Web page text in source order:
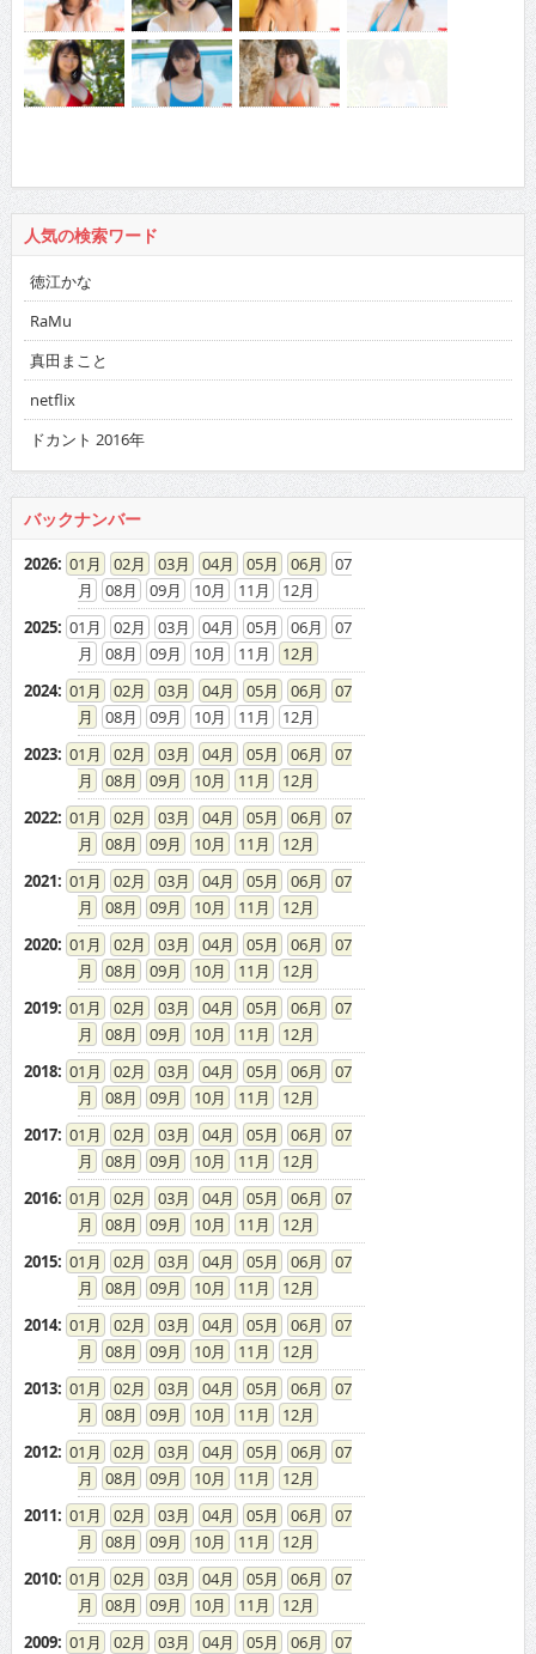
人気の検索ワード
徳江かな
RaMu
真田まこと
netflix
ドカント 2016年
バックナンバー
2026: 01 02 03 04 05 06
07
08
09 10 11
12
2025: 01 02 03 04 05 06
07
08
09 10 11
12
2024: 01 02 03 04 05 06
07
08
09 10 11
12
2023: 01 02 03 04 05 06
07
08
09 10 11
12
2022: 01 02 03 04 05 06
07
08
09 10 11
12
2021: 01 02 03 04 05 06
07
08
09 10 11
12
2020: 01 02 03 04 05 06
07
08
09 10 11
12
2019: 01 02 03 04 05 06
07
08
09 10 11
12
2018: 01 02 03 04 05 06
07
08
09 10 11
12
2017: 01 02 03 04 05 06
07
08
09 10 11
12
2016: 01 02 03 04 05 06
07
08
09 10 11
12
2015: 01 02 03 04 05 06
07
08
09 10 11
12
2014: 01 02 03 04 05 06
07
08
09 10 11
12
2013: 01 02 03 04 05 06
07
08
09 10 11
12
2012: 01 02 03 04 05 06
07
08
09 10 11
12
2011: 01 02 03 04 05 06
07
08
09 10 11
12
2010: 01 02 03 04 05 06
07
08
09 10 11
12
2009: 01 02 03 04 05 06
07